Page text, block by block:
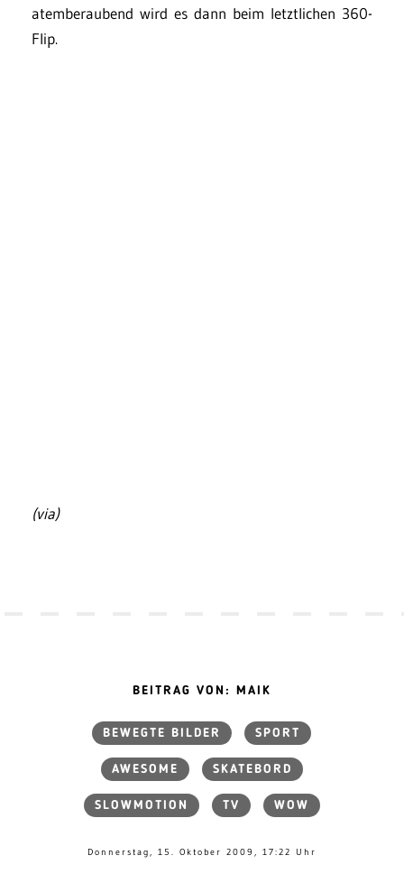
atemberaubend wird es dann beim letztlichen 360-
Flip.
(via)
BEITRAG VON: MAIK
BEWEGTE BILDER SPORT
AWESOME SKATEBORD
SLOWMOTION TV WOW
Donnerstag, 15. Oktober 2009, 17:22 Uhr